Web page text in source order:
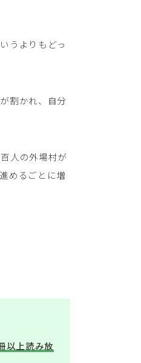
うよりもどっ
割かれ、自分
人の外場村が
めるごとに増
以上読み放